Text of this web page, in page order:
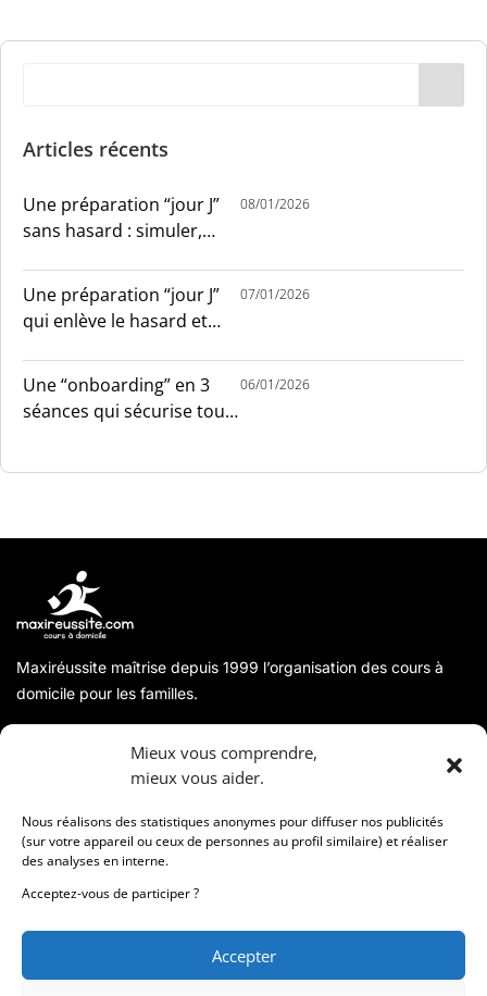
Mieux vous comprendre,
mieux vous aider.
Nous réalisons des statistiques anonymes pour diffuser nos publicités
(sur votre appareil ou ceux de personnes au profil similaire) et réaliser
des analyses en interne.
Acceptez-vous de participer ?
Accepter
Articles récents
Une préparation “jour J”
sans hasard : simuler,
08/01/2026
Une préparation “jour J”
qui enlève le hasard et
07/01/2026
Une “onboarding” en 3
séances qui sécurise tout
06/01/2026
Maxiréussite maîtrise depuis 1999 l’organisation des cours à
domicile pour les familles.
Coordonnées